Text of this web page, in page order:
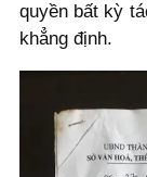
quyền bất kỳ
khẳng định.